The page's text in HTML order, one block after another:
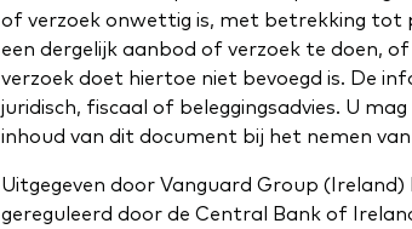
of verzoek onwettig is, met betrekking tot
een dergelijk aanbod of verzoek te doen,
verzoek doet hiertoe niet bevoegd is. De
juridisch, fiscaal of beleggingsadvies. U
inhoud van dit document bij het nemen van
Uitgegeven door Vanguard Group
gereguleerd door de Central Bank of